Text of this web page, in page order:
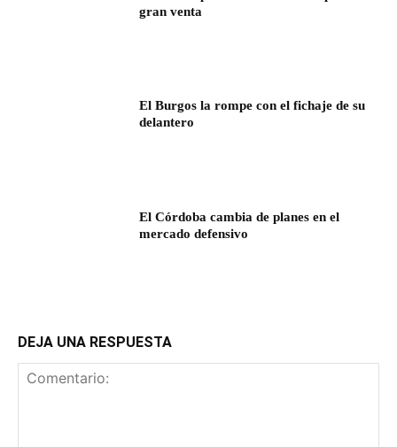
gran venta
El Burgos la rompe con el fichaje de su
delantero
El Córdoba cambia de planes en el
mercado defensivo
DEJA UNA RESPUESTA